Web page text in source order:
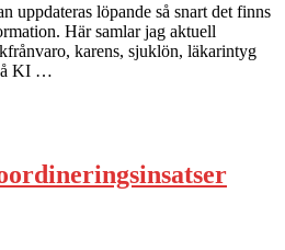
uppdateras löpande så snart det finns
Här samlar jag aktuell
karens, sjuklön, läkarintyg
KI …